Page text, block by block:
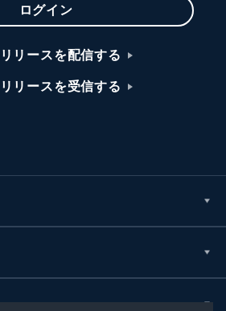
ログイン
リースを配信する
リースを受信する